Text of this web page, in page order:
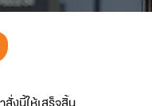
งนี้ให้เสร็จสิ้น